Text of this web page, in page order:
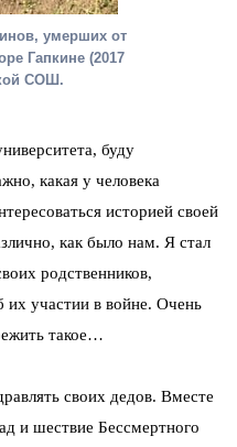
умерших от
Гапкине (2017
СОШ.
буду
какая у человека
историей своей
как было нам. Я стал
родственников,
участии в войне. Очень
такое…
своих дедов. Вместе
и шествие Бессмертного